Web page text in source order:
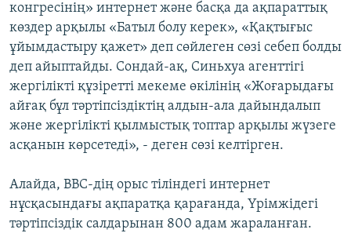
конгресінің» интернет және басқа да ақпараттық
көздер арқылы «Батыл болу керек», «Қақтығыс
ұйымдастыру қажет» деп сөйлеген сөзі себеп болды
деп айыптайды. Сондай-ақ, Синьхуа агенттігі
жергілікті құзіретті мекеме өкілінің «Жоғарыдағы
айғақ бұл тәртіпсіздіктің алдын-ала дайындалып
және жергілікті қылмыстық топтар арқылы жүзеге
асқанын көрсетеді», - деген сөзі келтірген.
Алайда, BBC-дің орыс тіліндегі интернет
нұсқасындағы ақпаратқа қарағанда, Үрімжідегі
тәртіпсіздік салдарынан 800 адам жараланған.